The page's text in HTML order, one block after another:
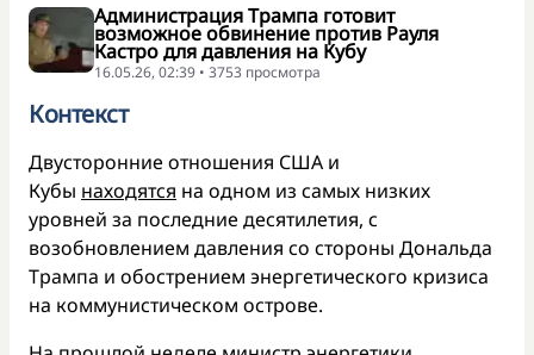
Администрация Трампа готовит
возможное обвинение против Рауля
Кастро для давления на Кубу
16.05.26, 02:39 • 3753 просмотра
Контекст
Двусторонние отношения США и
Кубы находятся на одном из самых низких
уровней за последние десятилетия, с
возобновлением давления со стороны Дональда
Трампа и обострением энергетического кризиса
на коммунистическом острове.